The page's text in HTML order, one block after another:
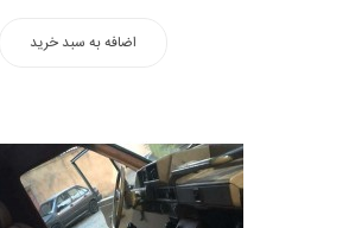
اضافه به سبد خرید